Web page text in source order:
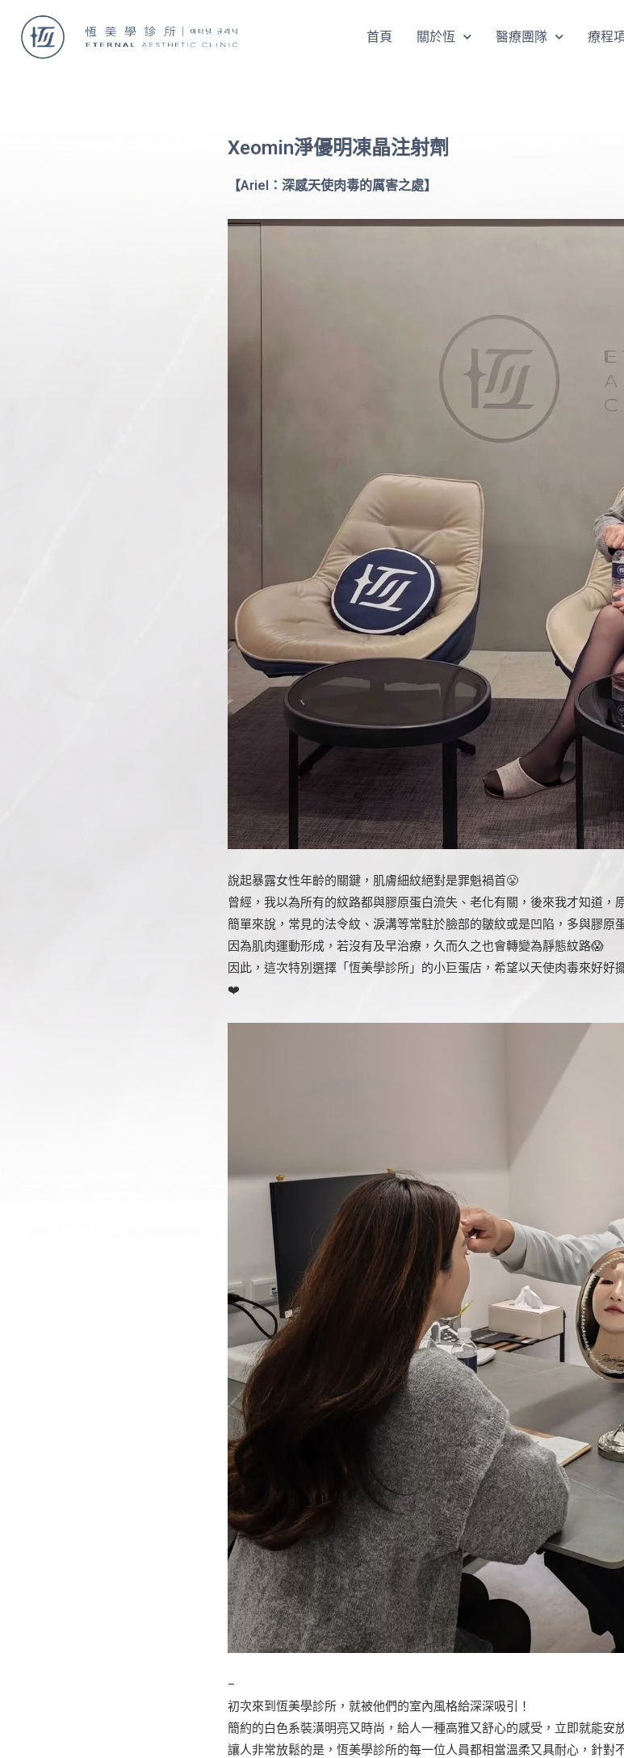
首頁 關於恆 醫療團隊 療程
Xeomin淨優明凍晶注射劑
【Ariel：深感天使肉毒的厲害之處】
說起暴露女性年齡的關鍵，肌膚細紋絕對是罪魁禍首😤
曾經，我以為所有的紋路都與膠原蛋白流失、老化有關，後來我才知道，
簡單來說，常見的法令紋、淚溝等常駐於臉部的皺紋或是凹陷，多與膠原
因為肌肉運動形成，若沒有及早治療，久而久之也會轉變為靜態紋路😱
因此，這次特別選擇「恆美學診所」的小巨蛋店，希望以天使肉毒來好好
❤️
–
初次來到恆美學診所，就被他們的室內風格給深深吸引！
簡約的白色系裝潢明亮又時尚，給人一種高雅又舒心的感受，立即就能安
讓人非常放鬆的是，恆美學診所的每一位人員都相當溫柔又具耐心，針對